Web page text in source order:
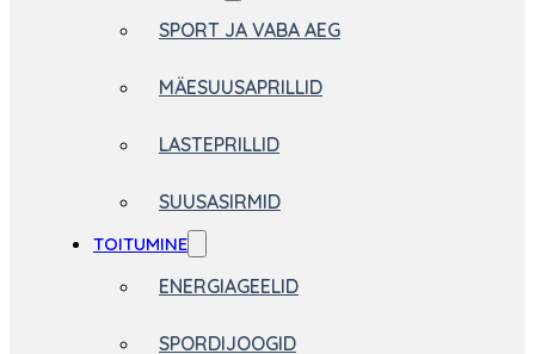
SPORT JA VABA AEG
MÄESUUSAPRILLID
LASTEPRILLID
SUUSASIRMID
TOITUMINE
ENERGIAGEELID
SPORDIJOOGID